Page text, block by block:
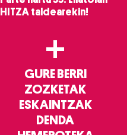
HITZA taldearekin!
+
GURE BERRI
ZOZKETAK
ESKAINTZAK
DENDA